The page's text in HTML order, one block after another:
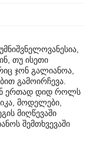
თუ ისეთი
ჯონ გალიანოა,
გამოირჩევა.
ერთად დიდ როლს
მოდელები,
მიღწევაში
შემთხვევაში